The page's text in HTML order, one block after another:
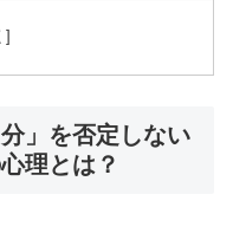
」を否定しない
理とは？